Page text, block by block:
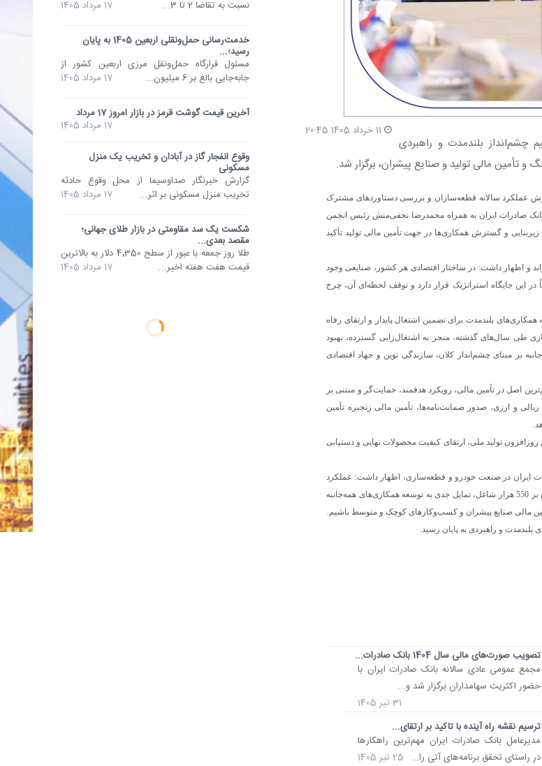
نسبت به تقاضا 2 تا 3...
17 مرداد 1405
خدمت‌رسانی حمل‌ونقلی اربعین 1405 به پایان
رسید؛...
مسئول قرارگاه حمل‌ونقل مرزی اربعین کشور از
جابه‌جایی بالغ بر 6 میلیون...
17 مرداد 1405
آخرین قیمت گوشت قرمز در بازار امروز 17 مرداد
17 مرداد 1405
وقوع انفجار گاز در آبادان و تخریب یک منزل
مسکونی
گزارش خبرنگار صداوسیما از محل وقوع حادثه‌
تخریب منزل مسکونی بر اثر...
17 مرداد 1405
شکست یک سد مقاومتی در بازار طلای جهانی؛
مقصد بعدی...
طلا روز جمعه با عبور از سطح 4٬350 دلار به بالاترین
قیمت هفت هفته اخیر...
17 مرداد 1405
بلندمدت و راهبردی
تأمین مالی تولید و صنایع پیشران، برگزار شد.
عملکرد سالانه قطعه‌سازان و بررسی دستاوردهای مشترک
صادرات ایران به همراه محمدرضا نجفی‌منش رئیس انجمن
و گسترش همکاری‌ها در جهت تأمین مالی تولید تأکید
و اظهار داشت: در ساختار اقتصادی هر کشور، صنایعی وجود
این جایگاه استراتژیک قرار دارد و توقف لحظه‌ای آن، چرخ
در این صنعت، بر ضرورت توسعه همکاری‌های بلندمدت برای تضمین اشتغال پایدار و ارتقای رفاه
طی سال‌های گذشته، منجر به اشتغال‌زایی گسترده، بهبود
بر مبنای چشم‌انداز کلان، سازندگی نوین و جهاد اقتصادی
اصل در تأمین مالی، رویکرد هدفمند، حمایت‌گر و مبتنی بر
و ارزی، صدور ضمانت‌نامه‌ها، تأمین مالی زنجیره تأمین
تولید ملی، ارتقای کیفیت محصولات نهایی و دستیابی
ایران در صنعت خودرو و قطعه‌سازی، اظهار داشت: عملکرد
متمایز این بانک در سال‌های اخیر، موجب شده جامعه قطعه‌سازی با بیش از 1800 واحد تولیدی و بالغ بر 550 هزار شاغل، تمایل جدی به توسعه همکاری‌های همه‌جانبه
مالی صنایع پیشران و کسب‌وکارهای کوچک و متوسط باشیم.
و راهبردی به پایان رسید.
تصویب صورت‌های مالی سال 1404 بانک صادرات...
​مجمع عمومی عادی سالانه بانک صادرات ایران با
حضور اکثریت سهامداران برگزار شد و...
31 تیر 1405
ترسیم نقشه راه آینده با تاکید بر ارتقای...
​مدیرعامل بانک صادرات ایران مهم‌ترین راهکارها
در راستای تحقق برنامه‌های آتی را... 25 تیر 1405